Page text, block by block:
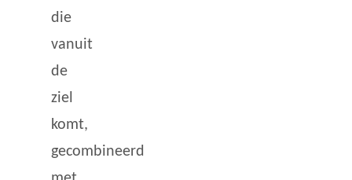
die
vanuit
de
ziel
komt,
gecombineerd